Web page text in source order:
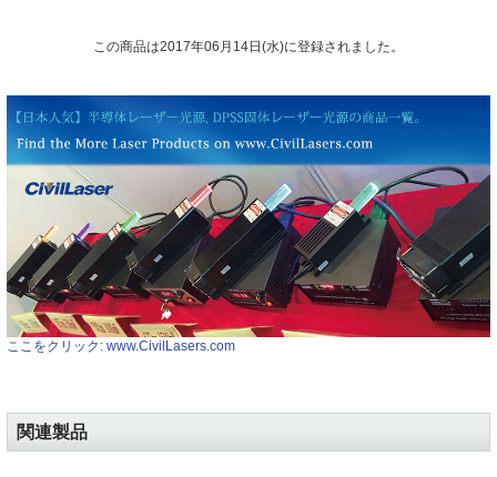
この商品は2017年06月14日(水)に登録されました。
ここをクリック: www.CivilLasers.com
関連製品